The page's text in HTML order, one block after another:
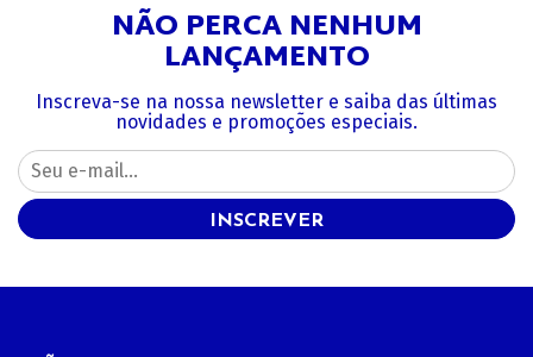
NÃO PERCA NENHUM
LANÇAMENTO
Inscreva-se na nossa newsletter e saiba das últimas
novidades e promoções especiais.
INSCREVER